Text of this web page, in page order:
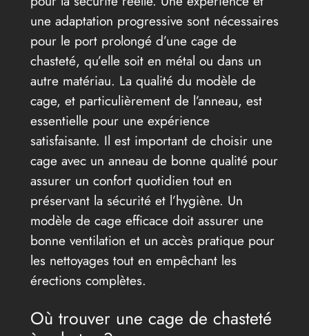
une adaptation progressive sont nécessaires
pour le port prolongé d’une cage de
chasteté, qu’elle soit en métal ou dans un
autre matériau. La qualité du modèle de
cage, et particulièrement de l’anneau, est
essentielle pour une expérience
satisfaisante. Il est important de choisir une
cage avec un anneau de bonne qualité pour
assurer un confort quotidien tout en
préservant la sécurité et l’hygiène. Un
modèle de cage efficace doit assurer une
bonne ventilation et un accès pratique pour
les nettoyages tout en empêchant les
érections complètes.
Où trouver une cage de chasteté